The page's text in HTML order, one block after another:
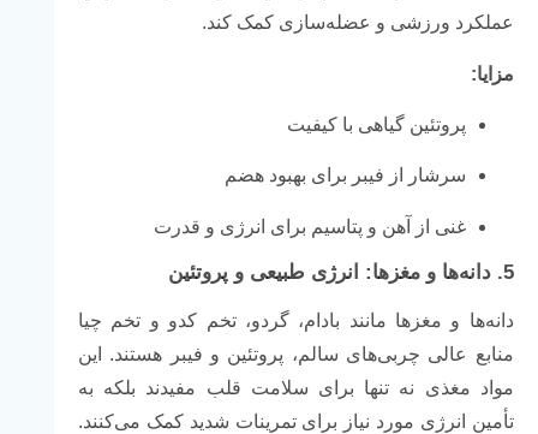
عملکرد ورزشی و عضله‌سازی کمک کند.
مزایا:
پروتئین گیاهی با کیفیت
سرشار از فیبر برای بهبود هضم
غنی از آهن و پتاسیم برای انرژی و قدرت
5. دانه‌ها و مغزها: انرژی طبیعی و پروتئین
دانه‌ها و مغزها مانند بادام، گردو، تخم کدو و تخم چیا
منابع عالی چربی‌های سالم، پروتئین و فیبر هستند. این
مواد مغذی نه تنها برای سلامت قلب مفیدند بلکه به
تأمین انرژی مورد نیاز برای تمرینات شدید کمک می‌کنند.